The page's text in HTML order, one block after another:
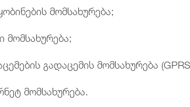
მომსახურება;
გადაცემის მომსახურება
მომსახურება.